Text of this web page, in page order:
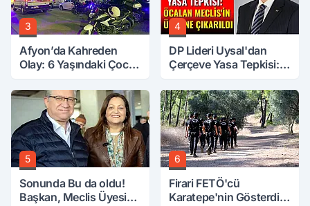
3
Afyon’da Kahreden
Olay: 6 Yaşındaki Çocuk
4
DP Lideri Uysal'dan
Çerçeve Yasa Tepkisi:
Üzerine Çıkarıldı
5
Sonunda Bu da oldu!
Başkan, Meclis Üyesini
6
Firari FETÖ'cü
Karatepe'nin Gösterdiği